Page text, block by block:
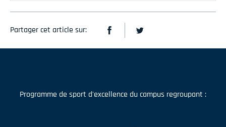
Partager cet article sur:
Programme de sport d'excellence du campus regroupant :